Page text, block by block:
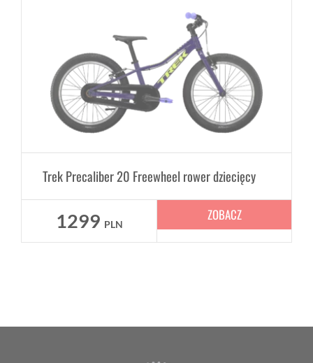
Trek Precaliber 20 Freewheel rower dziecięcy
1299 PLN
ZOBACZ